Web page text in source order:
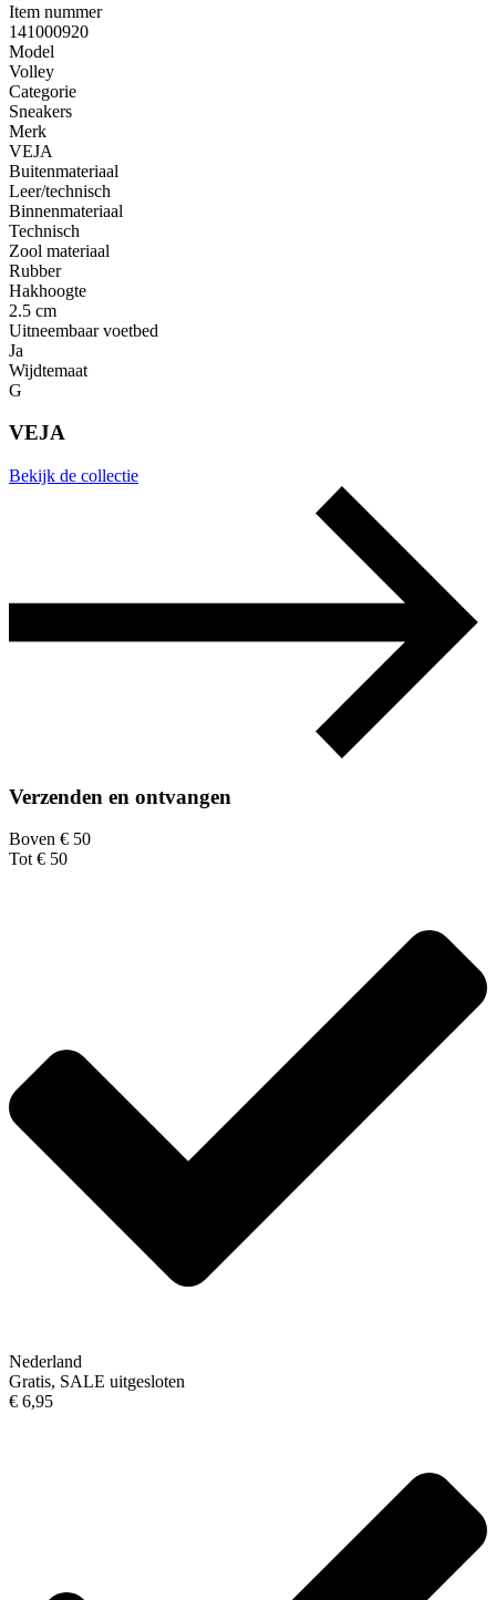
Item nummer
141000920
Model
Volley
Categorie
Sneakers
Merk
VEJA
Buitenmateriaal
Leer/technisch
Binnenmateriaal
Technisch
Zool materiaal
Rubber
Hakhoogte
2.5 cm
Uitneembaar voetbed
Ja
Wijdtemaat
G
VEJA
Bekijk de collectie
Verzenden en ontvangen
Boven € 50
Tot € 50
Nederland
Gratis, SALE uitgesloten
€ 6,95